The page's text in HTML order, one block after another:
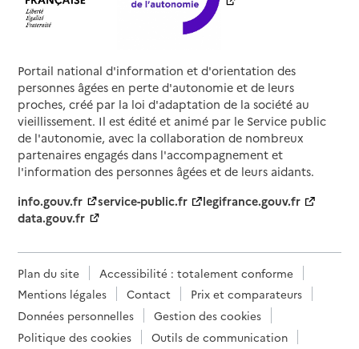
Portail national d'information et d'orientation des
personnes âgées en perte d'autonomie et de leurs
proches, créé par la loi d'adaptation de la société au
vieillissement. Il est édité et animé par le Service public
de l'autonomie, avec la collaboration de nombreux
partenaires engagés dans l'accompagnement et
l'information des personnes âgées et de leurs aidants.
info.gouv.fr
service-public.fr
legifrance.gouv.fr
data.gouv.fr
Plan du site
Accessibilité : totalement conforme
Mentions légales
Contact
Prix et comparateurs
Données personnelles
Gestion des cookies
Politique des cookies
Outils de communication